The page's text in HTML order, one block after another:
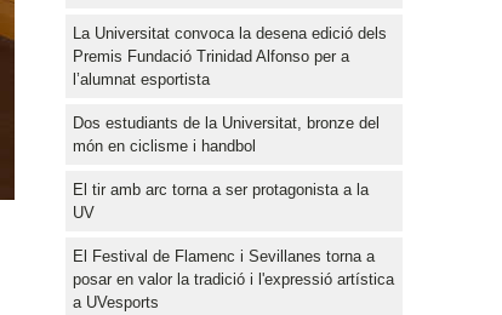
La Universitat convoca la desena edició dels
Premis Fundació Trinidad Alfonso per a
l’alumnat esportista
Dos estudiants de la Universitat, bronze del
món en ciclisme i handbol
El tir amb arc torna a ser protagonista a la
UV
El Festival de Flamenc i Sevillanes torna a
posar en valor la tradició i l'expressió artística
a UVesports